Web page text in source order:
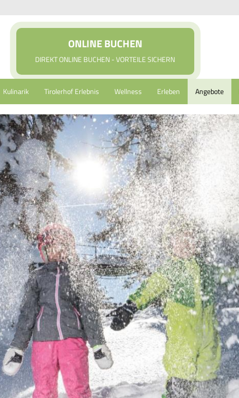
ONLINE BUCHEN
DIREKT ONLINE BUCHEN - VORTEILE SICHERN
Kulinarik Tirolerhof Erlebnis Wellness Erleben Angebote